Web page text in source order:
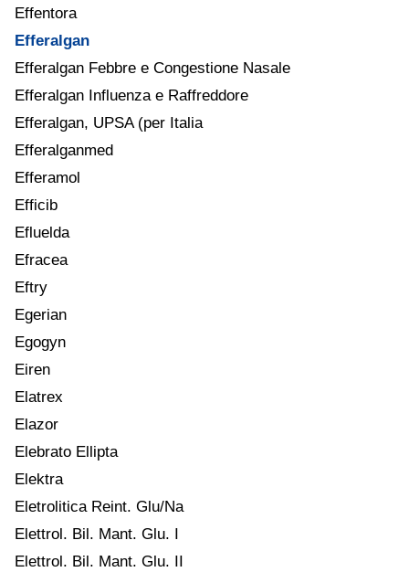
Effentora
Efferalgan
Efferalgan Febbre e Congestione Nasale
Efferalgan Influenza e Raffreddore
Efferalgan, UPSA (per Italia
Efferalganmed
Efferamol
Efficib
Efluelda
Efracea
Eftry
Egerian
Egogyn
Eiren
Elatrex
Elazor
Elebrato Ellipta
Elektra
Eletrolitica Reint. Glu/Na
Elettrol. Bil. Mant. Glu. I
Elettrol. Bil. Mant. Glu. II